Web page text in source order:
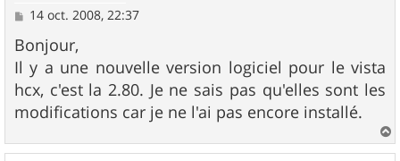
M
s
s
a
g
e
14 oct. 2008, 22:37
Bonjour,
Il y a une nouvelle version logiciel pour le vista
hcx, c'est la 2.80. Je ne sais pas qu'elles sont les
modifications car je ne l'ai pas encore installé.
a